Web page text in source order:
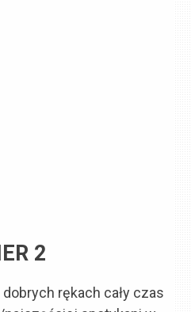
2
rękach cały czas